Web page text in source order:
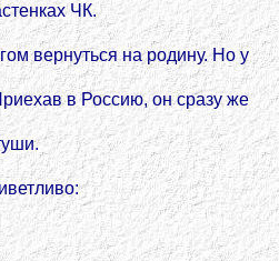
ЧК.
вернуться на родину. Но у
в Россию, он сразу же